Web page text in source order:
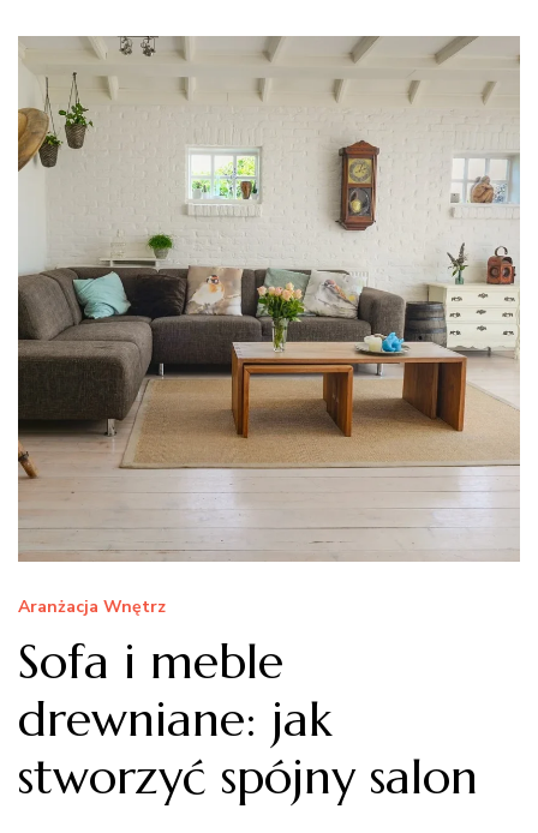
Aranżacja Wnętrz
Sofa i meble
drewniane: jak
stworzyć spójny salon